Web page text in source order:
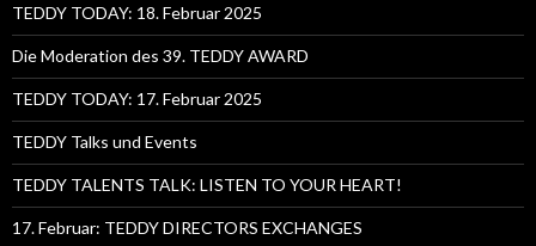
TEDDY TODAY: 18. Februar 2025
Die Moderation des 39. TEDDY AWARD
TEDDY TODAY: 17. Februar 2025
TEDDY Talks und Events
TEDDY TALENTS TALK: LISTEN TO YOUR HEART!
17. Februar: TEDDY DIRECTORS EXCHANGES